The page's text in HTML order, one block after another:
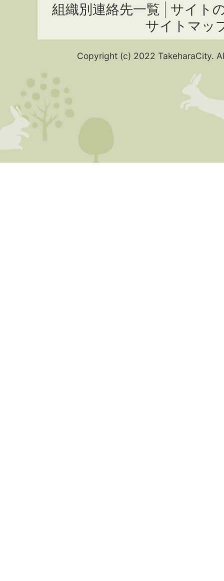
組織別連絡先一覧
サイト
サイトマッ
Copyright (c) 2022 TakeharaCity.